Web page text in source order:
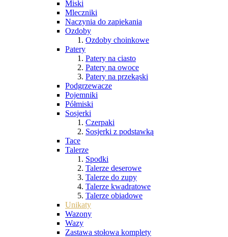
Miski
Mleczniki
Naczynia do zapiekania
Ozdoby
Ozdoby choinkowe
Patery
Patery na ciasto
Patery na owoce
Patery na przekąski
Podgrzewacze
Pojemniki
Półmiski
Sosjerki
Czerpaki
Sosjerki z podstawką
Tace
Talerze
Spodki
Talerze deserowe
Talerze do zupy
Talerze kwadratowe
Talerze obiadowe
Unikaty
Wazony
Wazy
Zastawa stołowa komplety